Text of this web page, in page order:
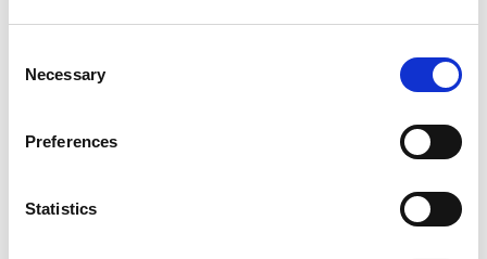
Selection
Necessary
Preferences
Statistics